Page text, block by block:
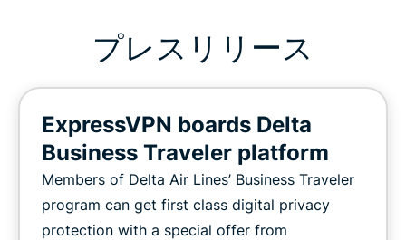
プレスリリース
ExpressVPN boards Delta
Business Traveler platform
Members of Delta Air Lines’ Business Traveler
program can get first class digital privacy
protection with a special offer from